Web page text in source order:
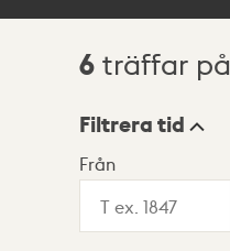
Sökresultat
6 träffar på
Visningsläge
Filtrera tid
Från